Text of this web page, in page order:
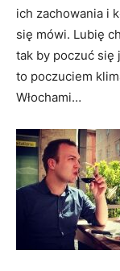
ich zachowania i
się mówi. Lubię
tak by poczuć się
to poczuciem
Włochami…